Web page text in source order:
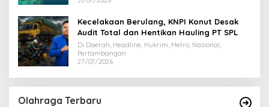
Kecelakaan Berulang, KNPI Konut Desak
Audit Total dan Hentikan Hauling PT SPL
Di Daerah, Headline, Hukrim, Metro, Nasional,
Pertambangan
27/07/2026
Olahraga Terbaru